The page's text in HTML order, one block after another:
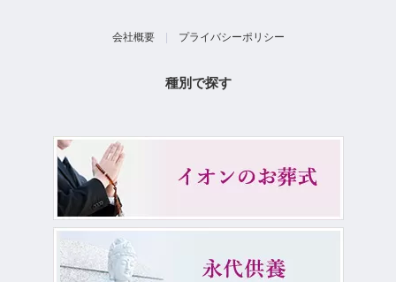
会社概要| プライバシーポリシー
種別で探す